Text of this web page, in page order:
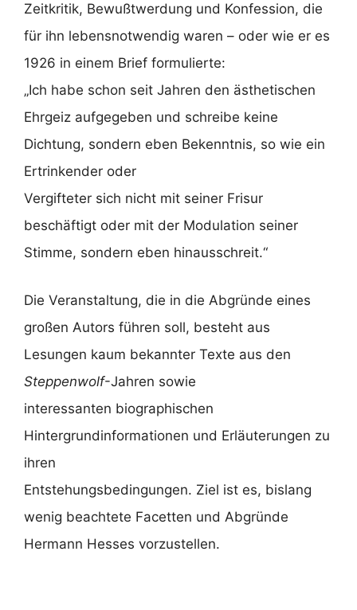
Zeitkritik, Bewußtwerdung und Konfession, die
für ihn lebensnotwendig waren – oder wie er es
1926 in einem Brief formulierte:
„Ich habe schon seit Jahren den ästhetischen
Ehrgeiz aufgegeben und schreibe keine
Dichtung, sondern eben Bekenntnis, so wie ein
Ertrinkender oder
Vergifteter sich nicht mit seiner Frisur
beschäftigt oder mit der Modulation seiner
Stimme, sondern eben hinausschreit.“
Die Veranstaltung, die in die Abgründe eines
großen Autors führen soll, besteht aus
Lesungen kaum bekannter Texte aus den
Steppenwolf-Jahren sowie
interessanten biographischen
Hintergrundinformationen und Erläuterungen zu
ihren
Entstehungsbedingungen. Ziel ist es, bislang
wenig beachtete Facetten und Abgründe
Hermann Hesses vorzustellen.